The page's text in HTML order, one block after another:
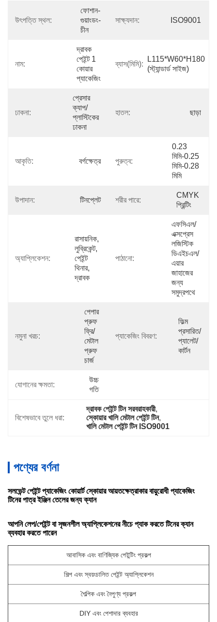
উৎপত্তি স্থল:
ফোশান-
গুয়াংডং-
চীন
সাক্ষ্যদান: ISO9001
নাম:
দ্রাবক
পেইন্ট 1
কোয়ার
প্যাকেজিং
ব্যাস(মিমি):
L115*W60*H180
(স্ট্যান্ডার্ড সাইজ)
ঢাকনা:
প্রেসার
ক্যাপ/
প্লাস্টিকের
ঢাকনা
হাতল: ছাড়া
আকৃতি: বর্গক্ষেত্র পুরুত্ব:
0.23
মিমি-0.25
মিমি-0.28
মিমি
উপাদান: টিনপ্লেট শরীর পারে:
CMYK
প্রিন্টিং
অ্যাপ্লিকেশন:
রাসায়নিক,
লুব্রিকেন্ট,
পেইন্ট
থিনার,
দ্রাবক
পাঠানো:
এফসিএল/
এক্সপ্রেস
লজিস্টিক
ডিএইচএল/
এয়ার
জাহাজের
জন্য
সমুদ্রপথে
নমুনা খরচ:
পেপার
প্রুফ
ফ্রি/
মেটাল
প্রুফ
চার্জ
প্যাকেজিং বিবরণ:
ফিল্ম
প্রসারিত/
প্যালেট/
কার্টন
যোগানের ক্ষমতা:
উচ্চ
গতি
বিশেষভাবে তুলে ধরা:
দ্রাবক পেইন্ট টিন সরবরাহকারী,
স্কোয়ার খালি মেটাল পেইন্ট টিন,
খালি মেটাল পেইন্ট টিন ISO9001
পণ্যের বর্ণনা
সলভেন্ট পেইন্ট প্যাকেজিং কোয়ার্ট স্কোয়ার আয়তক্ষেত্রাকার বায়ুরোধী প্যাকেজিং
টিনের পাত্র ইঞ্জিন তেলের জন্য ক্যান
আপনি লেপ/পেইন্ট বা সৃজনশীল অ্যাপ্লিকেশনের নীচে প্যাক করতে টিনের ক্যান
ব্যবহার করতে পারেন
আবাসিক এবং বাণিজ্যিক পেইন্টিং প্রকল্প
শিল্প এবং স্বয়ংচালিত পেইন্ট অ্যাপ্লিকেশন
শৈল্পিক এবং নৈপুণ্য প্রকল্প
DIY এবং পেশাদার ব্যবহার